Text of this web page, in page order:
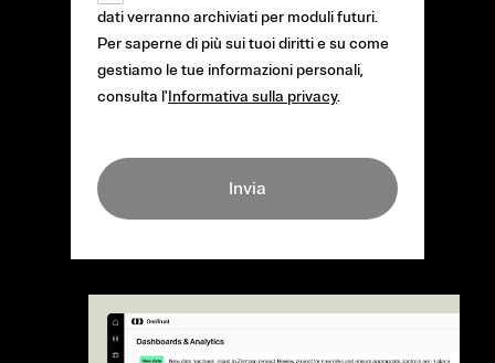
dati verranno archiviati per moduli futuri.
Per saperne di più sui tuoi diritti e su come
gestiamo le tue informazioni personali,
consulta l'Informativa sulla privacy.
Invia